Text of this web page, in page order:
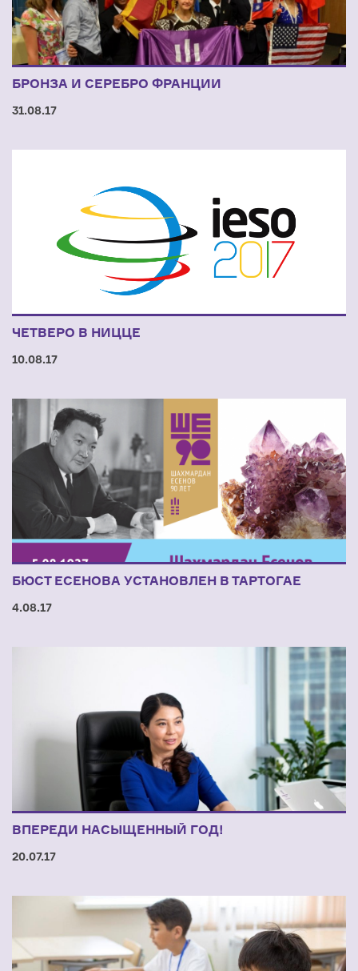
БРОНЗА И СЕРЕБРО ФРАНЦИИ
31.08.17
ЧЕТВЕРО В НИЦЦЕ
10.08.17
БЮСТ ЕСЕНОВА УСТАНОВЛЕН В ТАРТОГАЕ
4.08.17
ВПЕРЕДИ НАСЫЩЕННЫЙ ГОД!
20.07.17